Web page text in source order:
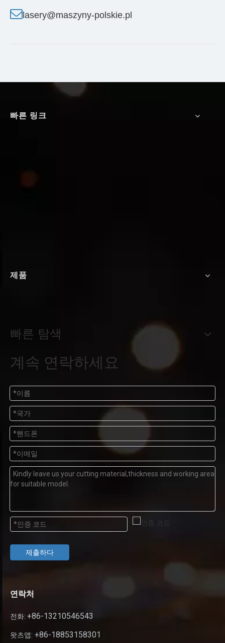
 lasery@maszyny-polskie.pl
빠른 링크
제품
빠른 탐색
계속 연락하세요
제출하다
연락처
전화: +86-13210546543
왓츠앱: +86-18853158301